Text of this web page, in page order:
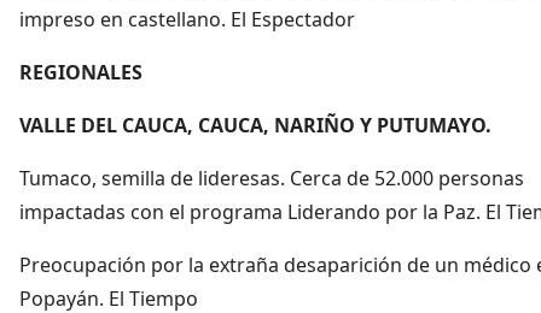
impreso en castellano. El Espectador
REGIONALES
VALLE DEL CAUCA, CAUCA, NARIÑO Y PUTUMAYO.
Tumaco, semilla de lideresas. Cerca de 52.000 personas
impactadas con el programa Liderando por la Paz. El
Preocupación por la extraña desaparición de un médico
Popayán. El Tiempo